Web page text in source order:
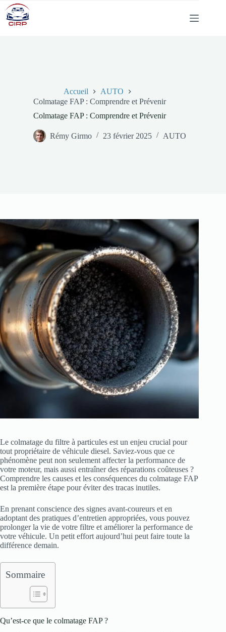
Passer
au
contenu
Accueil
AUTO
Colmatage FAP : Comprendre et Prévenir
Colmatage FAP : Comprendre et Prévenir
Rémy Girmo 23 février 2025 AUTO
Le colmatage du filtre à particules est un enjeu crucial pour
tout propriétaire de véhicule diesel. Saviez-vous que ce
phénomène peut non seulement affecter la performance de
votre moteur, mais aussi entraîner des réparations coûteuses ?
Comprendre les causes et les conséquences du colmatage FAP
est la première étape pour éviter des tracas inutiles.
En prenant conscience des signes avant-coureurs et en
adoptant des pratiques d’entretien appropriées, vous pouvez
prolonger la vie de votre filtre et améliorer la performance de
votre véhicule. Un petit effort aujourd’hui peut faire toute la
différence demain.
Sommaire
Qu’est-ce que le colmatage FAP ?